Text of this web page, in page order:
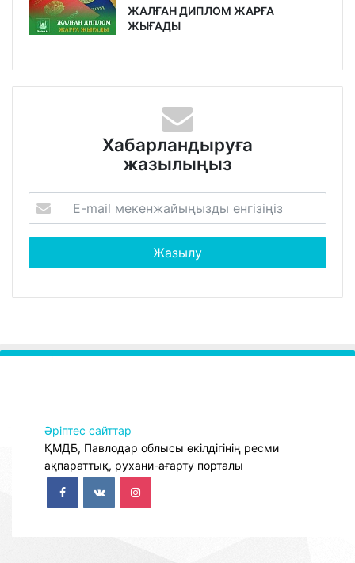
ЖАЛҒАН ДИПЛОМ ЖАРҒА
ЖЫҒАДЫ
Хабарландыруға
жазылыңыз
Әріптес сайттар
ҚМДБ, Павлодар облысы өкілдігінің ресми
ақпараттық, рухани-ағарту порталы